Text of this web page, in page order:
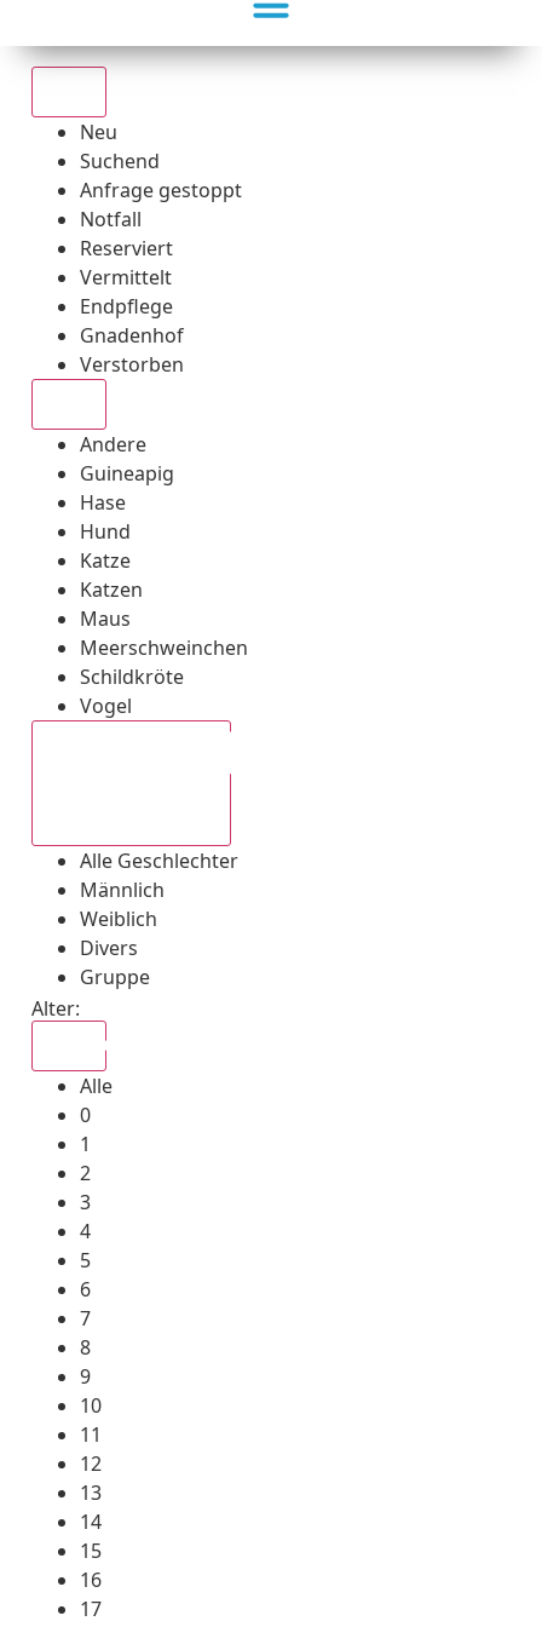
Neu
Suchend
Anfrage gestoppt
Notfall
Reserviert
Vermittelt
Endpflege
Gnadenhof
Verstorben
Andere
Guineapig
Hase
Hund
Katze
Katzen
Maus
Meerschweinchen
Schildkröte
Vogel
Alle Geschlechter
Männlich
Weiblich
Divers
Gruppe
Alter:
Alle
0
1
2
3
4
5
6
7
8
9
10
11
12
13
14
15
16
17